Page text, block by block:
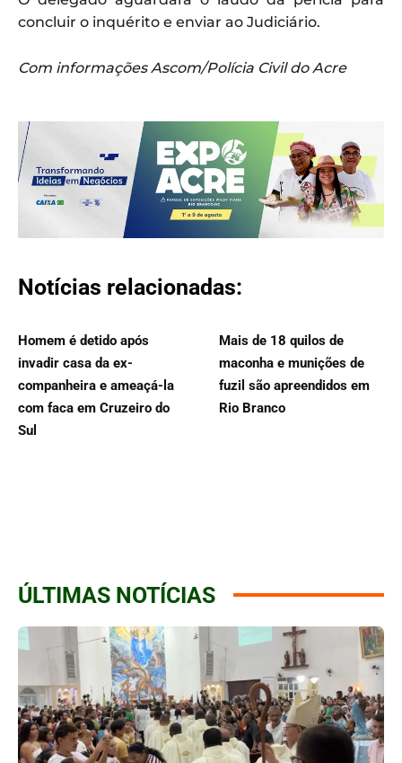
concluir o inquérito e enviar ao Judiciário.
Com informações Ascom/Polícia Civil do Acre
Notícias relacionadas:
Homem é detido após
invadir casa da ex-
companheira e ameaçá-la
com faca em Cruzeiro do
Sul
Mais de 18 quilos de
maconha e munições de
fuzil são apreendidos em
Rio Branco
ÚLTIMAS NOTÍCIAS